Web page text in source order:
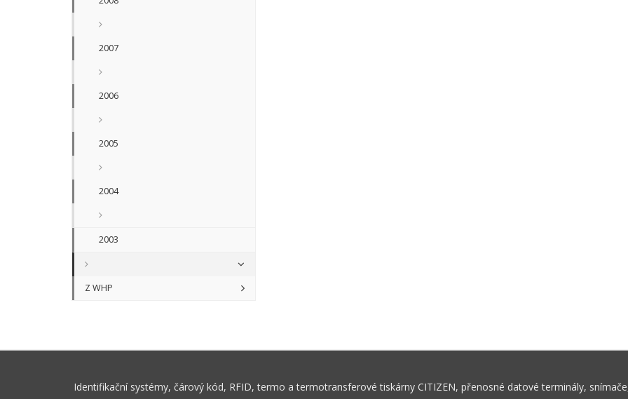
2007
2006
2005
2004
2003
Z WHP
Identifikační systémy, čárový kód, RFID, termo a termotransferové tiskárny CITIZEN, přenosné datové terminály,